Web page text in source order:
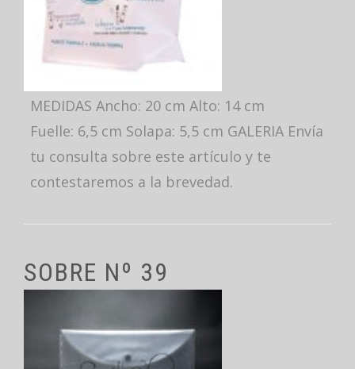
MEDIDAS Ancho: 20 cm Alto: 14 cm
Fuelle: 6,5 cm Solapa: 5,5 cm GALERIA Envía
tu consulta sobre este artículo y te
contestaremos a la brevedad.
SOBRE Nº 39